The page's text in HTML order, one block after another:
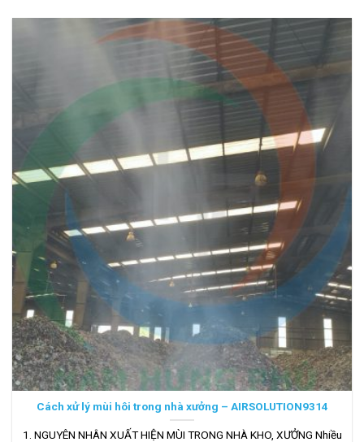
Cách xử lý mùi hôi trong nhà xưởng – AIRSOLUTION9314
1. NGUYÊN NHÂN XUẤT HIỆN MÙI TRONG NHÀ KHO, XƯỞNG Nhiều